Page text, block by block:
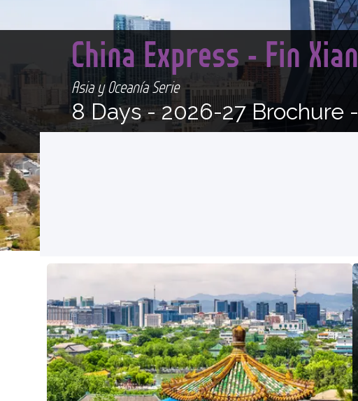
China Express - Fin Xian
Asia y Oceanía Serie
8 Days -2026-27 Brochure -